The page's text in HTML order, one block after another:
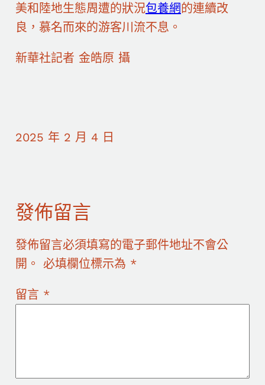
美和陸地生態周遭的狀況包養網的連續改
良，慕名而來的游客川流不息。
新華社記者 金皓原 攝
2025 年 2 月 4 日
發佈留言
發佈留言必須填寫的電子郵件地址不會公
開。 必填欄位標示為 *
留言 *